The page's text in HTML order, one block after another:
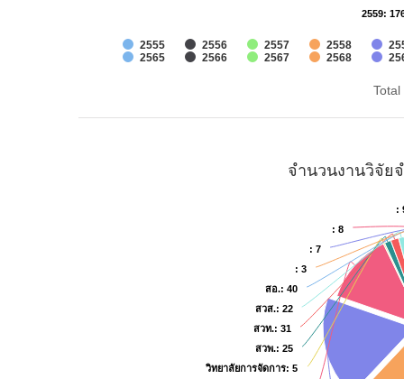
2559:
2559:
2555 2556 2557 2558
2565
2566 2567 2568
Total
จำนวนงานวิจัย
วิทยาลัยการจัดการ: 5
วิทยาลัยการจัดการ: 5
สวพ.: 25
สวพ.: 25
สวท.: 31
สวท.: 31
สวส.: 22
สวส.: 22
สอ.: 40
สอ.: 40
: 3
: 3
: 7
: 7
: 8
: 8
::